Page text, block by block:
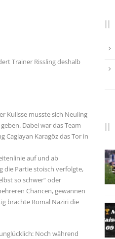
Trainer Rissling deshalb
Kulisse musste sich Neuling
Dabei war das Team
Caglayan Karagöz das Tor in
auf und ab
die Partie stoisch verfolgte,
so schwer“ oder
Chancen, gewannen
brachte Romal Naziri die
Noch während